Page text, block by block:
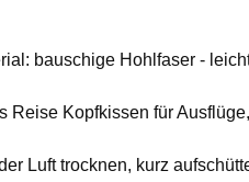
bauschige Hohlfaser -
Reise Kopfkissen für
Luft trocknen, kurz